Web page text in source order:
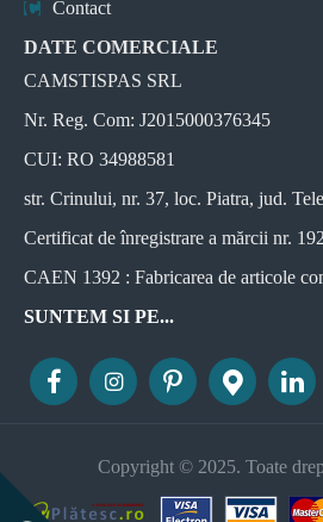
Contact
DATE COMERCIALE
CAMSTISPAS SRL
Nr. Reg. Com: J2015000376345
CUI: RO 34988581
str. Crinului, nr. 37, loc. Piatra, jud.
Certificat de înregistrare a mărcii nr.
CAEN 1392 : Fabricarea de articole
SUNTEM SI PE...
Copyright © 2025. Toate